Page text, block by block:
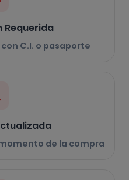
C.I. o pasaporte
de la compra